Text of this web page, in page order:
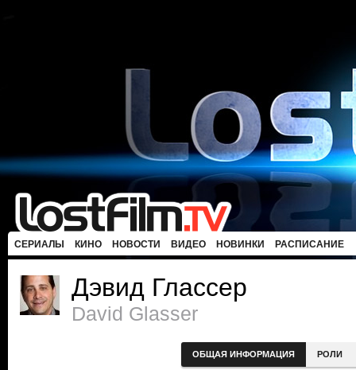
СЕРИАЛЫ КИНО НОВОСТИ ВИДЕО НОВИНКИ РАСПИСАНИЕ
Дэвид Глассер
David Glasser
ОБЩАЯ ИНФОРМАЦИЯ РОЛИ